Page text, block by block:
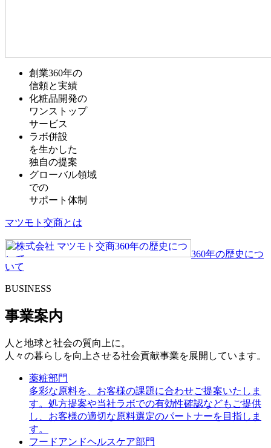
創業360年の
信頼と実績
化粧品開発の
ワンストップ
サービス
ラボ併設
を生かした
独自の提案
グローバル領域
での
サポート体制
マツモト交商とは
360年の歴史につ
いて
BUSINESS
事業案内
人と地球と社会の質向上に。
人々の暮らしを向上させる社会貢献事業を展開しています。
薬粧部門
多彩な原料を、お客様の課題に合わせご提案いたしま
す。処方提案や当社ラボでの有効性確認などもご提供
し、お客様の適切な原料選定のパートナーを目指しま
す。
フードアンドヘルスケア部門